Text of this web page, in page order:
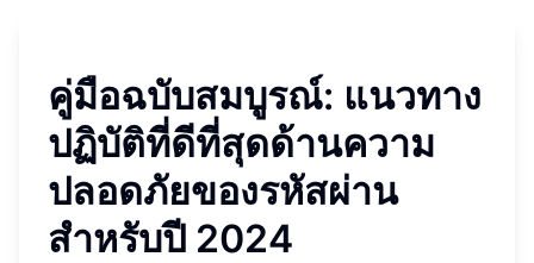
คู่มือฉบับสมบูรณ์: แนวทาง
ปฏิบัติที่ดีที่สุดด้านความ
ปลอดภัยของรหัสผ่าน
สำหรับปี 2024